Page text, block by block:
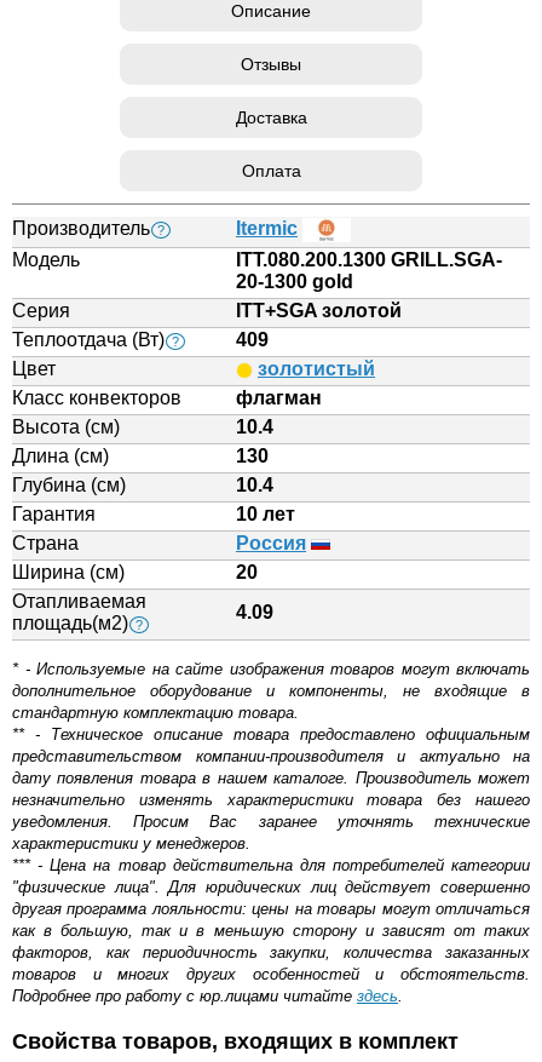
Описание
Отзывы
Доставка
Оплата
Производитель ?
Itermic
Модель
ITT.080.200.1300 GRILL.SGA-
20-1300 gold
Серия
ITT+SGA золотой
Теплоотдача (Вт) ?
409
Цвет
золотистый
Класс конвекторов
флагман
Высота (см)
10.4
Длина (см)
130
Глубина (см)
10.4
Гарантия
10 лет
Страна
Россия
Ширина (см)
20
Отапливаемая
площадь(м2) ?
4.09
* - Используемые на сайте изображения товаров могут включать
дополнительное оборудование и компоненты, не входящие в
стандартную комплектацию товара.
** - Техническое описание товара предоставлено официальным
представительством компании-производителя и актуально на
дату появления товара в нашем каталоге. Производитель может
незначительно изменять характеристики товара без нашего
уведомления. Просим Вас заранее уточнять технические
характеристики у менеджеров.
*** - Цена на товар действительна для потребителей категории
"физические лица". Для юридических лиц действует совершенно
другая программа лояльности: цены на товары могут отличаться
как в большую, так и в меньшую сторону и зависят от таких
факторов, как периодичность закупки, количества заказанных
товаров и многих других особенностей и обстоятельств.
Подробнее про работу с юр.лицами читайте здесь.
Свойства товаров, входящих в комплект